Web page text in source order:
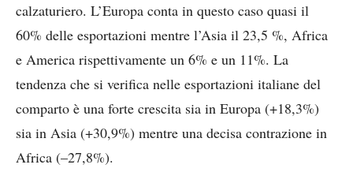
calzaturiero. L’Europa conta in questo caso quasi il
60% delle esportazioni mentre l’Asia il 23,5 %, Africa
e America rispettivamente un 6% e un 11%. La
tendenza che si verifica nelle esportazioni italiane del
comparto è una forte crescita sia in Europa (+18,3%)
sia in Asia (+30,9%) mentre una decisa contrazione in
Africa (–27,8%).